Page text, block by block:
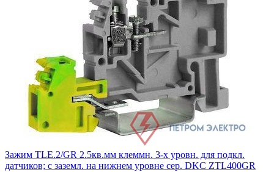
Зажим TLE.2/GR 2.5кв.мм клеммн. 3-х уровн. для подкл.
датчиков; с заземл. на нижнем уровне сер. DKC ZTL400GR